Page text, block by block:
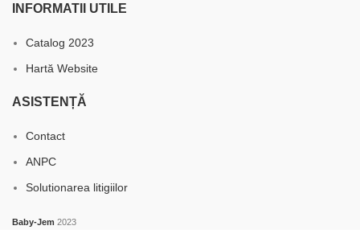
INFORMATII UTILE
Catalog 2023
Hartă Website
ASISTENȚĂ
Contact
ANPC
Solutionarea litigiilor
Baby-Jem 2023